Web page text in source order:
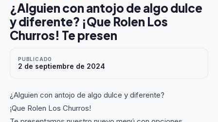
¿Alguien con antojo de algo dulce
y diferente? ¡Que Rolen Los
Churros! Te presen
PUBLICADO
2 de septiembre de 2024
¿Alguien con antojo de algo dulce y diferente?
¡Que Rolen Los Churros!